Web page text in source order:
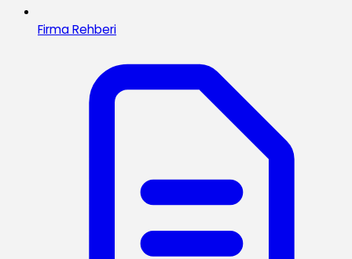
Firma Rehberi